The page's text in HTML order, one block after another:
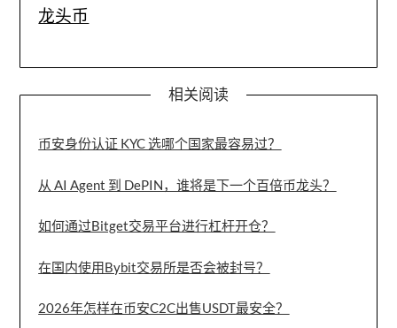
龙头币
相关阅读
币安身份认证 KYC 选哪个国家最容易过？
从 AI Agent 到 DePIN，谁将是下一个百倍币龙头？
如何通过Bitget交易平台进行杠杆开仓？
在国内使用Bybit交易所是否会被封号？
2026年怎样在币安C2C出售USDT最安全？